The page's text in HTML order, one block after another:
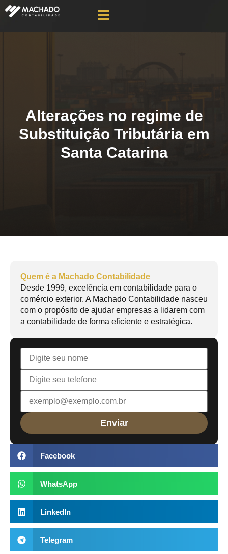
Alterações no regime de
Substituição Tributária em
Santa Catarina
Quem é a Machado Contabilidade
Desde 1999, excelência em contabilidade para o
comércio exterior. A Machado Contabilidade nasceu
com o propósito de ajudar empresas a lidarem com
a contabilidade de forma eficiente e estratégica.
Facebook
WhatsApp
LinkedIn
Telegram